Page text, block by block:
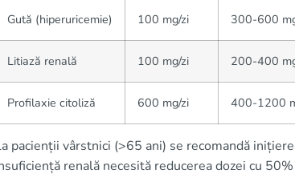
Gută (hiperuricemie) 100 mg/zi 300-600
Litiază renală 100 mg/zi 200-400
Profilaxie citoliză 600 mg/zi 400-1200
pacienții vârstnici (>65 ani) se recomandă
renală necesită reducerea dozei cu